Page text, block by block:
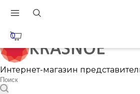
0
Интернет-магазин